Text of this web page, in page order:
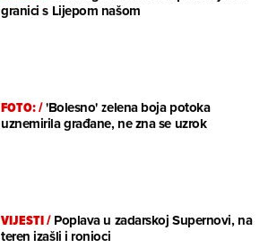
granici s Lijepom našom
FOTO:/'Bolesno' zelena boja potoka
uznemirila građane, ne zna se uzrok
VIJESTI/Poplava u zadarskoj Supernovi, na
teren izašli i ronioci